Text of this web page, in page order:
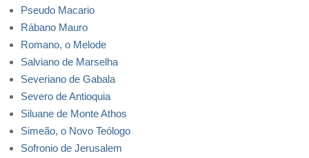
Pseudo Macario
Rábano Mauro
Romano, o Melode
Salviano de Marselha
Severiano de Gabala
Severo de Antioquia
Siluane de Monte Athos
Simeão, o Novo Teólogo
Sofronio de Jerusalem